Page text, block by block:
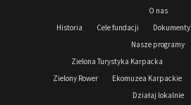
O nas
Historia
Cele fundacji Dokumenty
Nasze programy
Zielona Turystyka Karpacka
Zielony Rower
Ekomuzea Karpackie
Działaj lokalnie